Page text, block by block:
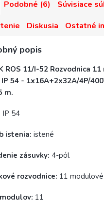
Podobné (6)
Súvisiace
Diskusia Ostatné
popis
ROS 11/I-52 Rozvodnica
54 - 1x16A+2x32A/4P/
m.
IP 54
istenia: istené
zásuvky: 4-pól
rozvodnice: 11 modulové
11